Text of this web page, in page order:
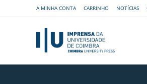
A MINHA CONTA CARRINHO NOTÍCIAS